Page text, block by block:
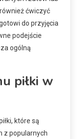
ćwiczyć
do przyjęcia
podejście
ogólną
piłki w
które są
z popularnych